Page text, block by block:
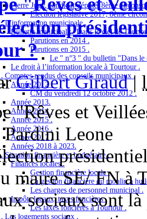
Pierre Jugy, candidat-député, 8ème
Election législative 2017, 8ème
L’information municipale .
Bulletin municipal : "Dans le ciel de
Parutions en 2014 .
Parutions en 2015 .
Le " n°3 " du bulletin "Dans le
Le droit à l’information locale à Tourtour .
Comptes-rendus des conseils municipaux .
Année 2012 .
CM du vendredi 12 octobre 2012 .
Année 2013.
Année 2014 .
Année 2015 .
Année 2016 .
Année 2017 .
Années 2018 à 2023.
Situation financière et budgétaire .
Finances locales .
Gestion financière locale .
La gestion financière du moulin à
Les charges de personnel municipal .
Impôts locaux, taxes foncières .
Les taxes foncières à Tourtour .
Les logements sociaux .
?
Gilbert Giraud|
"Rêves et
Pardini Leone
maire SE/ FN à
sociaux sont